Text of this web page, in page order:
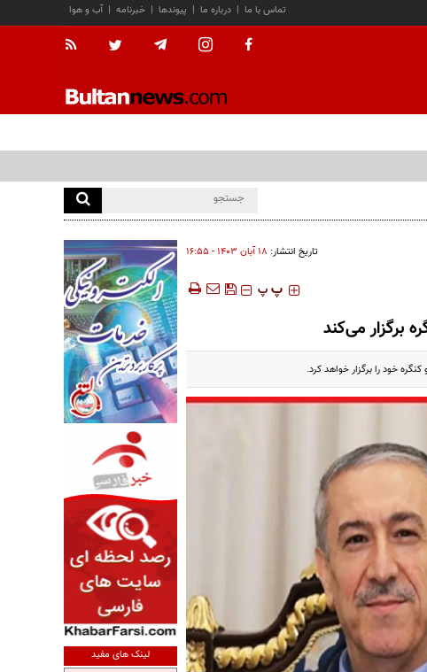
آب و هوا | خبرنامه | پیوندها | درباره ما | تماس با ما
تاریخ انتشار: ۱۸ آبان ۱۴۰۳ - ۱۶:۵۵
‍‍‍ پ پ
برگزار می‌کند
خود را برگزار خواهد کرد.
لینک های مفید